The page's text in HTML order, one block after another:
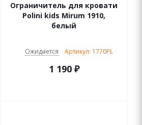
Ограничитель для кровати
Polini kids Mirum 1910,
белый
Ожидается Артикул: 1770PL
1 190₽